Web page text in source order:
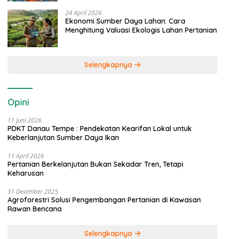
24 April 2026
Ekonomi Sumber Daya Lahan: Cara
Menghitung Valuasi Ekologis Lahan Pertanian
Selengkapnya
Opini
11 Juni 2026
PDKT Danau Tempe : Pendekatan Kearifan Lokal untuk
Keberlanjutan Sumber Daya Ikan
11 April 2026
Pertanian Berkelanjutan Bukan Sekadar Tren, Tetapi
Keharusan
31 Desember 2025
Agroforestri Solusi Pengembangan Pertanian di Kawasan
Rawan Bencana
Selengkapnya